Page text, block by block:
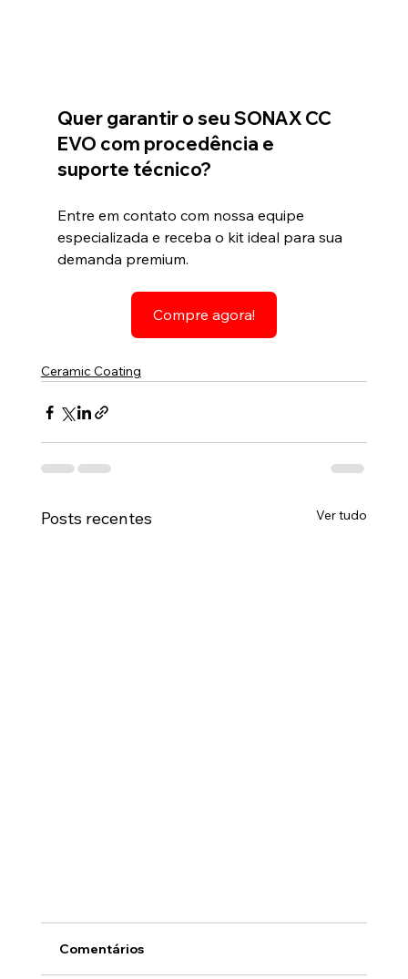
Quer garantir o seu SONAX CC
EVO com procedência e
suporte técnico?
Entre em contato com nossa equipe
especializada e receba o kit ideal para sua
demanda premium.
Compre agora!
Ceramic Coating
Posts recentes Ver tudo
Comentários